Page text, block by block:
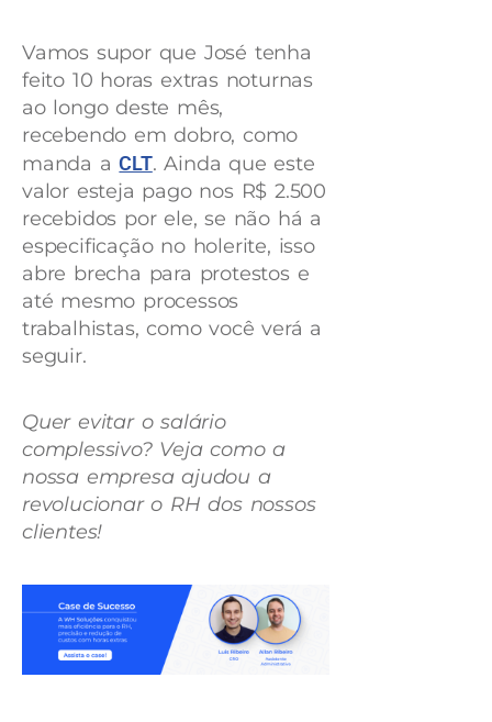
Vamos supor que José tenha
feito 10 horas extras noturnas
ao longo deste mês,
recebendo em dobro, como
manda aCLT. Ainda que este
valor esteja pago nos R$ 2.500
recebidos por ele, se não há a
especificação no holerite, isso
abre brecha para protestos e
até mesmo processos
trabalhistas, como você verá a
seguir.
Quer evitar o salário
complessivo? Veja como a
nossa empresa ajudou a
revolucionar o RH dos nossos
clientes!